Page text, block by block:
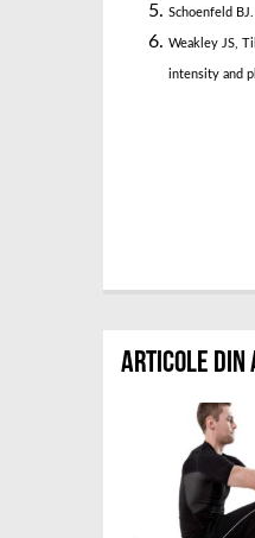
Schoenfeld
Weakley JS,
intensity and
Articole din